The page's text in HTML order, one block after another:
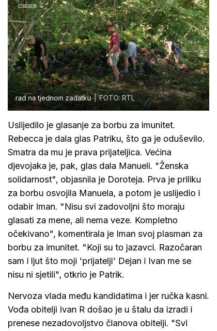
rad na tjednom zadatku FOTO: RTL
Uslijedilo je glasanje za borbu za imunitet.
Rebecca je dala glas Patriku, što ga je oduševilo.
Smatra da mu je prava prijateljica. Većina
djevojaka je, pak, glas dala Manueli. "Ženska
solidarnost", objasnila je Doroteja. Prva je priliku
za borbu osvojila Manuela, a potom je uslijedio i
odabir Iman. "Nisu svi zadovoljni što moraju
glasati za mene, ali nema veze. Kompletno
očekivano", komentirala je Iman svoj plasman za
borbu za imunitet. "Koji su to jazavci. Razočaran
sam i ljut što moji 'prijatelji' Dejan i Ivan me se
nisu ni sjetili", otkrio je Patrik.
Nervoza vlada među kandidatima i jer ručka kasni.
Vođa obitelji Ivan R došao je u štalu da izradi i
prenese nezadovoljstvo članova obitelji. "Svi